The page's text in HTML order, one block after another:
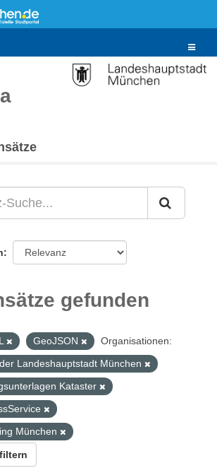
Toggle
gefunden
GeoJSON
Organisationen:
Landeshauptstadt München
Kataster
München